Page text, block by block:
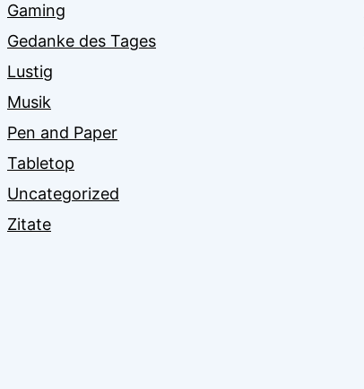
Gaming
Gedanke des Tages
Lustig
Musik
Pen and Paper
Tabletop
Uncategorized
Zitate